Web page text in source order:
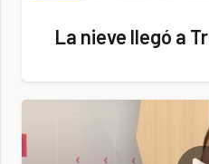
La nieve llegó a